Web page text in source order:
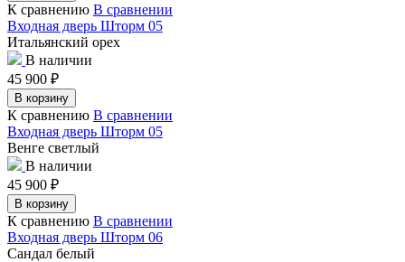
К сравнению В сравнении
Входная дверь Шторм 05
Итальянский орех
В наличии
45 900 ₽
В корзину
К сравнению В сравнении
Входная дверь Шторм 05
Венге светлый
В наличии
45 900 ₽
В корзину
К сравнению В сравнении
Входная дверь Шторм 06
Сандал белый